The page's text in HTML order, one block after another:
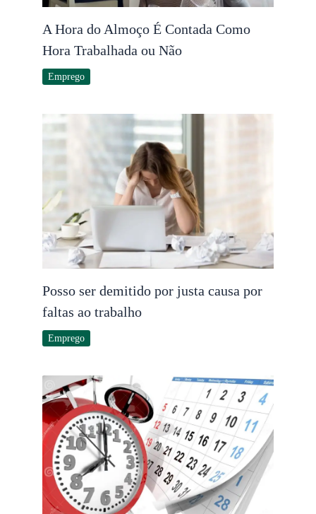
A Hora do Almoço É Contada Como
Hora Trabalhada ou Não
Emprego
Posso ser demitido por justa causa por
faltas ao trabalho
Emprego